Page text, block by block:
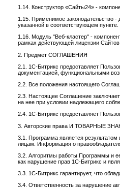
1.14. Конструктор «Сайты24» -
1.15. Применимое законодательство
указанной в соответствующем пункте.
1.16. Модуль "Веб-кластер" -
рамках действующей лицензии Сайтов
2. Предмет СОГЛАШЕНИЯ
2.1. 1С-Битрикс предоставляет
документацией, функциональными
2.2. Все положения настоящего
2.3. Настоящее Соглашение
на нее при условии надлежащего
2.4. 1С-Битрикс предоставляет
3. Авторские права И ТОВАРНЫЕ
3.1. Программа является
лицам. Информация о
3.2. Алгоритмы работы Программы и
как нарушение прав 1С-Битрикс и
3.3. 1С-Битрикс гарантирует, что
3.4. Ответственность за нарушение